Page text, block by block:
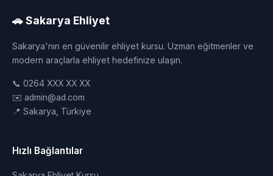
🚗 Sakarya Ehliyet
Sakarya'nın en güvenilir ehliyet kursu. Uzman eğitmenler ve
modern araçlarla ehliyet hedefinize ulaşın.
📞 0264 XXX XX XX
✉️ admin@ad.com
📍 Sakarya, Türkiye
Hızlı Bağlantılar